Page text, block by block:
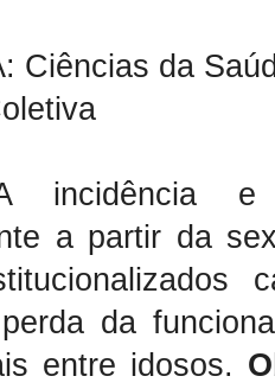
Ciências da
incidência e
a partir da
da
entre idosos.